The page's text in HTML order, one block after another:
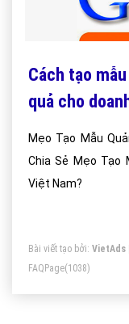
Cách tạo
quả cho
Mẹo Tạo Mẫu
Chia Sẻ Mẹo Tạo
Việt Nam?
Bài viết tạo bởi: VietAds
FAQPage(1038)